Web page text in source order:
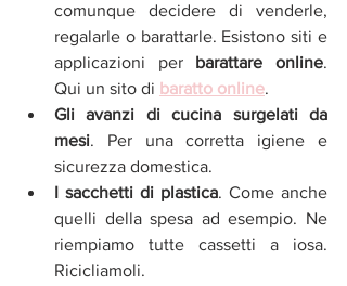
comunque decidere di venderle,
regalarle o barattarle. Esistono siti e
applicazioni per barattare online.
Qui un sito di baratto online.
Gli avanzi di cucina surgelati da
mesi. Per una corretta igiene e
sicurezza domestica.
I sacchetti di plastica. Come anche
quelli della spesa ad esempio. Ne
riempiamo tutte cassetti a iosa.
Ricicliamoli.